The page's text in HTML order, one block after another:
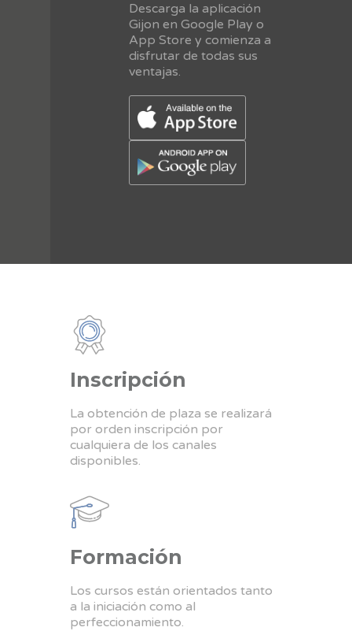
Descarga la aplicación
Gijon en Google Play o
App Store y comienza a
disfrutar de todas sus
ventajas.
Inscripción
La obtención de plaza se realizará
por orden inscripción por
cualquiera de los canales
disponibles.
Formación
Los cursos están orientados tanto
a la iniciación como al
perfeccionamiento.